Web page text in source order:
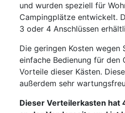
und wurden speziell für
Campingplätze entwickelt.
3 oder 4 Anschlüssen
Die geringen Kosten wegen
einfache Bedienung für den
Vorteile dieser Kästen.
außerdem sehr
Dieser Verteilerkasten hat